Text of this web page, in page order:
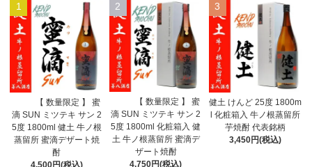
1
【 数量限定 】 蜜
滴 SUN ミツテキ サン 2
5度 1800ml 健土 牛ノ根
蒸留所 蜜滴デザート焼
酎
4,500円(税込)
2
【 数量限定 】 蜜
滴 SUN ミツテキ サン 2
5度 1800ml 化粧箱入 健
土 牛ノ根蒸留所 蜜滴デ
ザート焼酎
4,750円(税込)
3
健土 けんど 25度 1800m
l 化粧箱入 牛ノ根蒸留所
芋焼酎 代表銘柄
3,450円(税込)